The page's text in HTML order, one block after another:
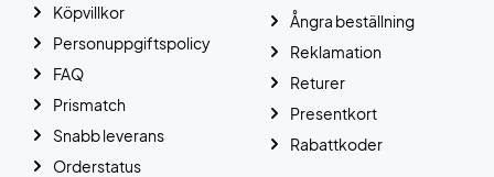
Köpvillkor
Personuppgiftspolicy
FAQ
Prismatch
Snabb leverans
Orderstatus
Ångra beställning
Reklamation
Returer
Presentkort
Rabattkoder